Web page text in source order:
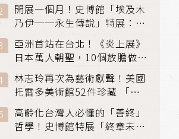
「滑冰賽」更精采
開展一個月！史博館「埃及木
乃伊──永生傳說」特展：看
見物件構築的永生風景
亞洲首站在台北！《炎上展》
日本萬人朝聖，10個放膽做自
己場景與台灣獨家展品同步亮
相
林志玲再次為藝術獻聲！美國
托雷多美術館52件珍藏 「古
典光影大師：林布蘭到哥雅」
在富邦美術館隆重開展
高齡化台灣人必懂的「善終」
哲學！史博館特展「終章未